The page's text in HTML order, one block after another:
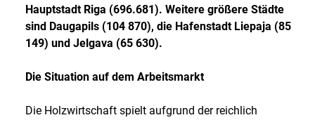
Hauptstadt Riga (696.681). Weitere größere Städte
sind Daugapils (104 870), die Hafenstadt Liepaja (85
149) und Jelgava (65 630).
Die Situation auf dem Arbeitsmarkt
Die Holzwirtschaft spielt aufgrund der reichlich